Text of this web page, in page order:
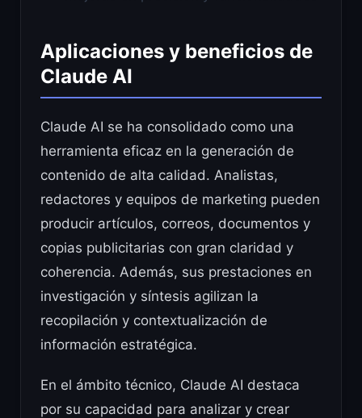
Aplicaciones y beneficios de
Claude AI
Claude AI se ha consolidado como una
herramienta eficaz en la generación de
contenido de alta calidad. Analistas,
redactores y equipos de marketing pueden
producir artículos, correos, documentos y
copias publicitarias con gran claridad y
coherencia. Además, sus prestaciones en
investigación y síntesis agilizan la
recopilación y contextualización de
información estratégica.
En el ámbito técnico, Claude AI destaca
por su capacidad para analizar y crear